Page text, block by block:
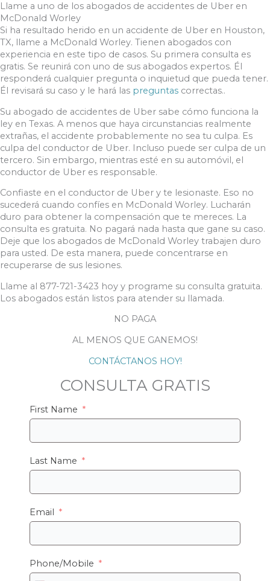
Llame a uno de los abogados de accidentes de Uber en
McDonald Worley
Si ha resultado herido en un accidente de Uber en Houston,
TX, llame a McDonald Worley. Tienen abogados con
experiencia en este tipo de casos. Su primera consulta es
gratis. Se reunirá con uno de sus abogados expertos. Él
responderá cualquier pregunta o inquietud que pueda tener.
Él revisará su caso y le hará las preguntas correctas..
Su abogado de accidentes de Uber sabe cómo funciona la
ley en Texas. A menos que haya circunstancias realmente
extrañas, el accidente probablemente no sea tu culpa. Es
culpa del conductor de Uber. Incluso puede ser culpa de un
tercero. Sin embargo, mientras esté en su automóvil, el
conductor de Uber es responsable.
Confiaste en el conductor de Uber y te lesionaste. Eso no
sucederá cuando confíes en McDonald Worley. Lucharán
duro para obtener la compensación que te mereces. La
consulta es gratuita. No pagará nada hasta que gane su caso.
Deje que los abogados de McDonald Worley trabajen duro
para usted. De esta manera, puede concentrarse en
recuperarse de sus lesiones.
Llame al 877-721-3423 hoy y programe su consulta gratuita.
Los abogados están listos para atender su llamada.
NO PAGA
AL MENOS QUE GANEMOS!
CONTÁCTANOS HOY!
CONSULTA GRATIS
First Name
Last Name
Email
Phone/Mobile